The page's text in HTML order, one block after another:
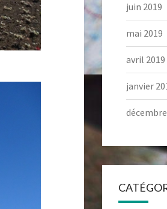
juin 2019
mai 2019
avril 2019
janvier